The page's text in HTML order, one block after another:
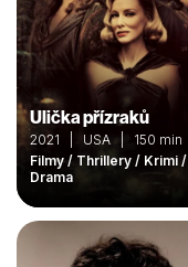
Ulička přízraků
2021 | USA | 150 min
Filmy / Thrillery / Krimi /
Drama